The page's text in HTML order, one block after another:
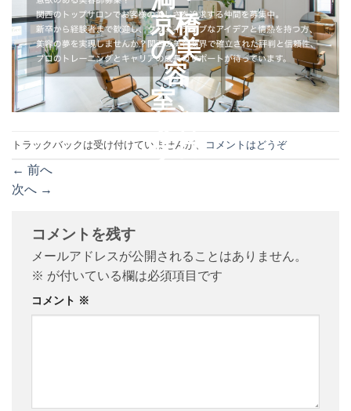
トラックバックは受け付けていませんが、 コメントはどうぞ
← 前へ
次へ →
コメントを残す
メールアドレスが公開されることはありません。
※ が付いている欄は必須項目です
コメント ※